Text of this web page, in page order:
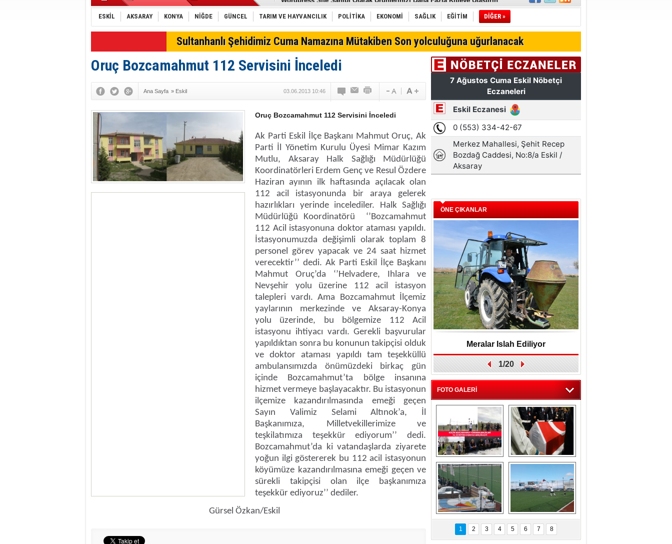
Erdal Can Alkoçlar: Davamız Türk Mucitlere Destek Davası
Moda denildiğinde ilk akla gelen pırlanta markası Zen Pırlanta
Bel fıtığı spor yapmaya engel değil
Belgemen'den İhale Açıklaması! Teminat Mektubu Vurgusu!
Türk Telekom'dan yeni sağlık uygulaması
E-Sigara COVID Riskini 5 Kat Artırıyor!
Hamaliye işlerinde Hızlı ve düzenli istifleme tek gayemiz!
Konya'da oto lastik nereden alınır?
Konya külçe altın alış-satış
Eskil Belediyespor BAL’da
ESKİL AKSARAY KONYA NİĞDE GÜNCEL TARIM VE HAYVANCILIK POLİTİKA EKONOMİ SAĞLIK EĞİTİM DİĞER »
Sultanhanlı Şehidimiz Cuma Namazına Mütakiben Son yolculuğuna uğurlanacak
Oruç Bozcamahmut 112 Servisini İnceledi
Ana Sayfa » Eskil 03.06.2013 10:46
Oruç Bozcamahmut 112 Servisini İnceledi
Ak Parti Eskil İlçe Başkanı Mahmut Oruç, Ak
Parti İl Yönetim Kurulu Üyesi Mimar Kazım
Mutlu, Aksaray Halk Sağlığı Müdürlüğü
Koordinatörleri Erdem Genç ve Resul Özdere
Haziran ayının ilk haftasında açılacak olan
112 acil istasyonunda bir araya gelerek
hazırlıkları yerinde incelediler. Halk Sağlığı
Müdürlüğü Koordinatörü
‘’Bozcamahmut
112 Acil istasyonuna doktor ataması yapıldı.
İstasyonumuzda değişimli olarak toplam 8
personel görev yapacak ve 24 saat hizmet
verecektir’’ dedi. Ak Parti Eskil İlçe Başkanı
Mahmut Oruç’da ‘’Helvadere, Ihlara ve
Nevşehir yolu üzerine 112 acil istasyon
talepleri vardı. Ama Bozcamahmut İlçemiz
yaylarının merkezinde ve Aksaray-Konya
yolu üzerinde, bu bölgemize 112 Acil
istasyonu ihtiyacı vardı. Gerekli başvurular
yapıldıktan sonra bu konunun takipçisi olduk
ve doktor ataması yapıldı tam teşekküllü
ambulansımızda önümüzdeki birkaç gün
içinde Bozcamahmut’ta bölge insanına
hizmet vermeye başlayacaktır. Bu istasyonun
ilçemize kazandırılmasında emeği geçen
Sayın Valimiz Selami Altınok’a, İl
Başkanımıza, Milletvekillerimize ve
teşkilatımıza teşekkür ediyorum’’ dedi.
Bozcamahmut’da ki vatandaşlarda ziyarete
yoğun ilgi göstererek bu 112 acil istasyonun
köyümüze kazandırılmasına emeği geçen ve
sürekli takipçisi olan ilçe başkanımıza
teşekkür ediyoruz’’ dediler.
Gürsel Özkan/Eskil
ÖNE ÇIKANLAR
Meralar Islah Ediliyor
1/20
FOTO GALERİ
​ Küçük
Bozcamahmut
Türkmen şenlikleri
14. sü büyük coşku
ile gerçekleşt
Şehit polis Azam
yolculuğuna
uğurlandı
Cghilal Yazır spor
maçından
görüntüler
Meryemağıl Çokum
Maçından
Görüntüler
1 2 3 4 5 6 7 8